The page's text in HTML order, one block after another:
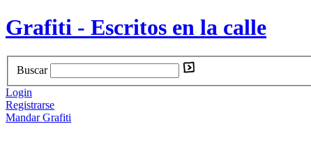
Grafiti - Escritos en la calle
Buscar
Login
Registrarse
Mandar Grafiti